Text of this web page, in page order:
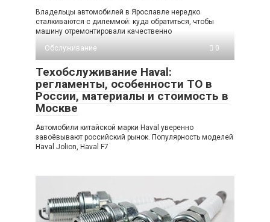
Владельцы автомобилей в Ярославле нередко
сталкиваются с дилеммой: куда обратиться, чтобы
машину отремонтировали качественно
Обслуживание
0
Техобслуживание Haval:
регламенты, особенности ТО в
России, материалы и стоимость в
Москве
Автомобили китайской марки Haval уверенно
завоёвывают российский рынок. Популярность моделей
Haval Jolion, Haval F7